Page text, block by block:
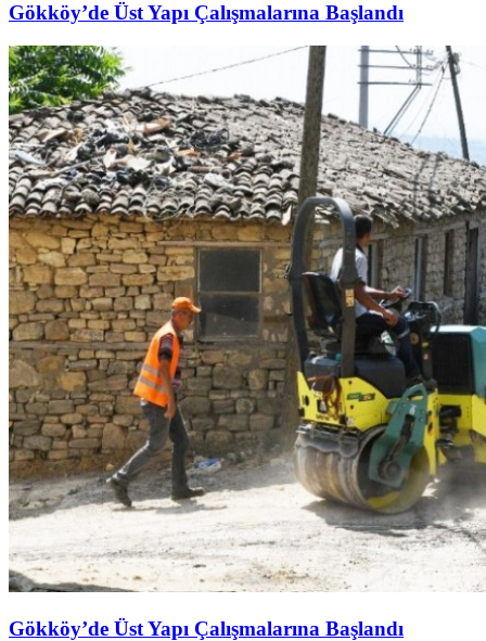
Gökköy’de Üst Yapı Çalışmalarına Başlandı
Gökköy’de Üst Yapı Çalışmalarına Başlandı